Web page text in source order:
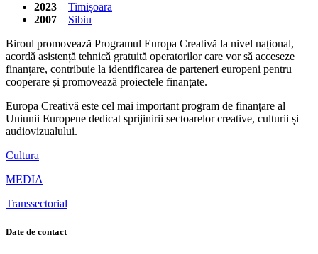
2023 – Timișoara
2007 – Sibiu
Biroul promovează Programul Europa Creativă la nivel național,
acordă asistență tehnică gratuită operatorilor care vor să acceseze
finanțare, contribuie la identificarea de parteneri europeni pentru
cooperare și promovează proiectele finanțate.
Europa Creativă este cel mai important program de finanțare al
Uniunii Europene dedicat sprijinirii sectoarelor creative, culturii și
audiovizualului.
Cultura
MEDIA
Transsectorial
Date de contact